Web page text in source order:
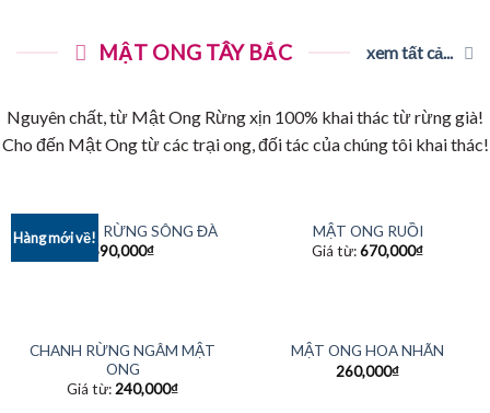
MẬT ONG TÂY BẮC xem tất cả...
Nguyên chất, từ Mật Ong Rừng xịn 100% khai thác từ rừng già!
Cho đến Mật Ong từ các trại ong, đối tác của chúng tôi khai thác!
Hàng mới về!
MẬT ONG RỪNG SÔNG ĐÀ
590,000₫
MẬT ONG RUỒI
Giá từ:670,000₫
CHANH RỪNG NGÂM MẬT
ONG
Giá từ: 240,000₫
MẬT ONG HOA NHÃN
260,000₫